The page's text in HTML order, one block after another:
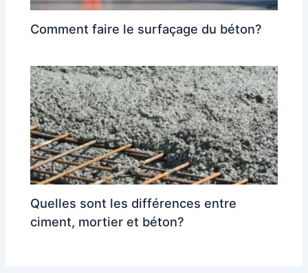
Comment faire le surfaçage du béton?
Quelles sont les différences entre
ciment, mortier et béton?